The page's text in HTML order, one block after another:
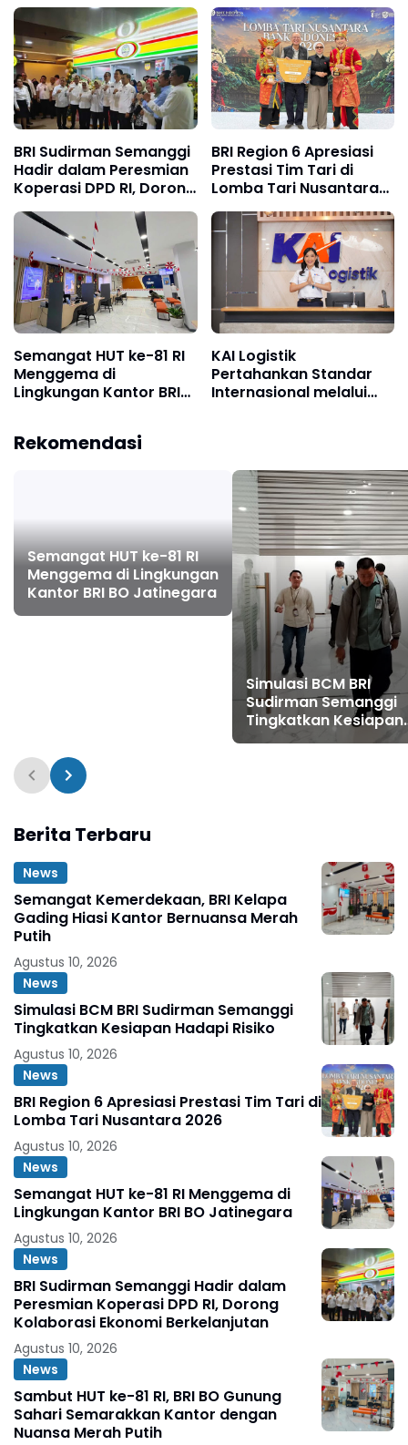
Award 2026
BRI Sudirman Semanggi
Hadir dalam Peresmian
Koperasi DPD RI, Dorong
Kolaborasi Ekonomi
Berkelanjutan
BRI Region 6 Apresiasi
Prestasi Tim Tari di
Lomba Tari Nusantara
2026
Semangat HUT ke-81 RI
Menggema di
Lingkungan Kantor BRI
KAI Logistik
Pertahankan Standar
Internasional melalui
Rekomendasi
Semangat HUT ke-81 RI
Menggema di Lingkungan
Kantor BRI BO Jatinegara
Simulasi BCM BRI
Sudirman Semanggi
Tingkatkan Kesiapan
Hadapi Risiko
Berita Terbaru
News
Semangat Kemerdekaan, BRI Kelapa
Gading Hiasi Kantor Bernuansa Merah
Putih
Agustus 10, 2026
News
Simulasi BCM BRI Sudirman Semanggi
Tingkatkan Kesiapan Hadapi Risiko
Agustus 10, 2026
News
BRI Region 6 Apresiasi Prestasi Tim Tari di
Lomba Tari Nusantara 2026
Agustus 10, 2026
News
Semangat HUT ke-81 RI Menggema di
Lingkungan Kantor BRI BO Jatinegara
Agustus 10, 2026
News
BRI Sudirman Semanggi Hadir dalam
Peresmian Koperasi DPD RI, Dorong
Kolaborasi Ekonomi Berkelanjutan
Agustus 10, 2026
News
Sambut HUT ke-81 RI, BRI BO Gunung
Sahari Semarakkan Kantor dengan
Nuansa Merah Putih